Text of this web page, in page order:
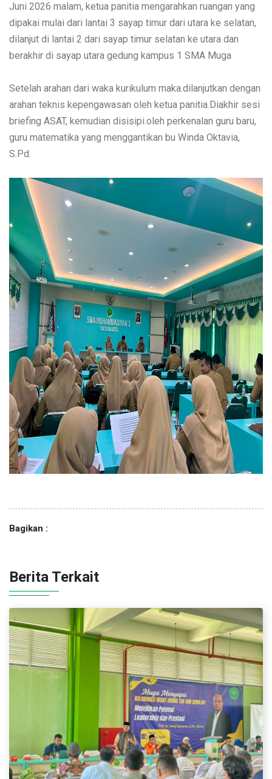
Juni 2026 malam, ketua panitia mengarahkan ruangan yang
dipakai mulai dari lantai 3 sayap timur dari utara ke selatan,
dilanjut di lantai 2 dari sayap timur selatan ke utara dan
berakhir di sayap utara gedung kampus 1 SMA Muga
Setelah arahan dari waka kurikulum maka.dilanjutkan dengan
arahan teknis kepengawasan oleh ketua panitia.Diakhir sesi
briefing ASAT, kemudian disisipi.oleh perkenalan guru baru,
guru matematika yang menggantikan bu Winda Oktavia,
S.Pd.
Bagikan :
Berita Terkait